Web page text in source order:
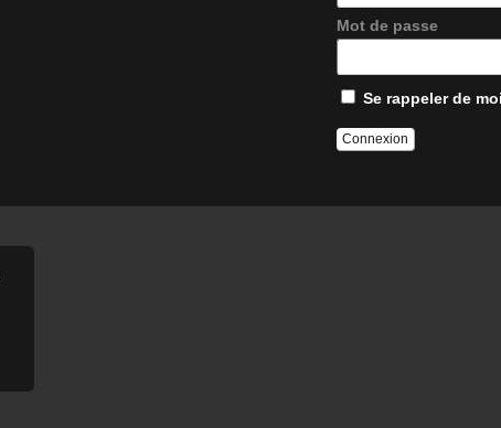
Mot de passe
Se rappeler de